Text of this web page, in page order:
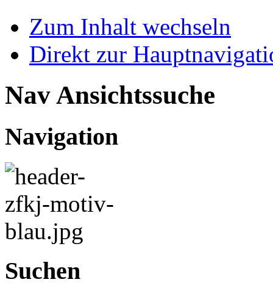
Zum Inhalt wechseln
Direkt zur
Nav Ansichtssuche
Navigation
Suchen